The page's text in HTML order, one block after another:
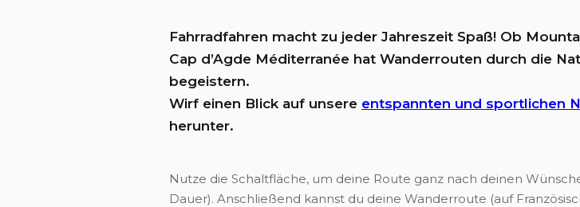
Fahrradfahren macht zu jeder Jahreszeit Spaß! Ob
Cap d’Agde Méditerranée hat Wanderrouten durch die
begeistern.
Wirf einen Blick auf unsere entspannten und sportlichen
herunter.
Nutze die Schaltfläche, um deine Route ganz nach deinen
Dauer). Anschließend kannst du deine Wanderroute (auf